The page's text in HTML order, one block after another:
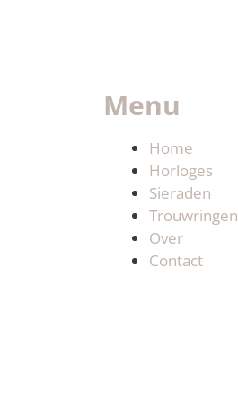
Menu
Home
Horloges
Sieraden
Trouwringen
Over
Contact